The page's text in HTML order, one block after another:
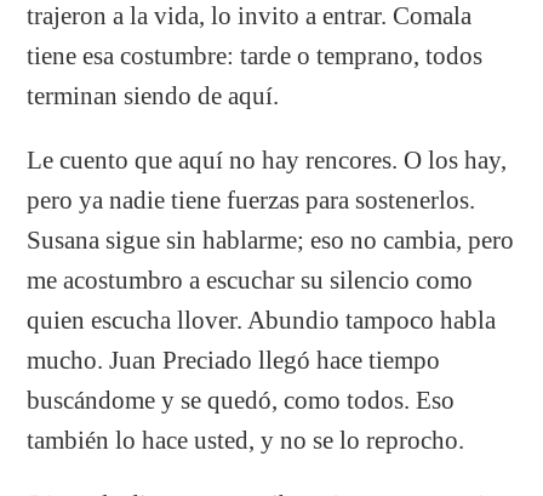
trajeron a la vida, lo invito a entrar. Comala
tiene esa costumbre: tarde o temprano, todos
terminan siendo de aquí.
Le cuento que aquí no hay rencores. O los hay,
pero ya nadie tiene fuerzas para sostenerlos.
Susana sigue sin hablarme; eso no cambia, pero
me acostumbro a escuchar su silencio como
quien escucha llover. Abundio tampoco habla
mucho. Juan Preciado llegó hace tiempo
buscándome y se quedó, como todos. Eso
también lo hace usted, y no se lo reprocho.